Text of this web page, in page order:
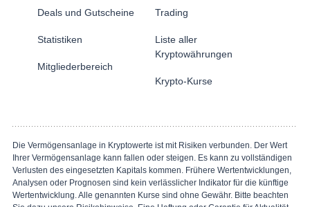
Deals und Gutscheine
Statistiken
Mitgliederbereich
Trading
Liste aller
Kryptowährungen
Krypto-Kurse
Die Vermögensanlage in Kryptowerte ist mit Risiken verbunden. Der Wert
Ihrer Vermögensanlage kann fallen oder steigen. Es kann zu vollständigen
Verlusten des eingesetzten Kapitals kommen. Frühere Wertentwicklungen,
Analysen oder Prognosen sind kein verlässlicher Indikator für die künftige
Wertentwicklung. Alle genannten Kurse sind ohne Gewähr. Bitte beachten